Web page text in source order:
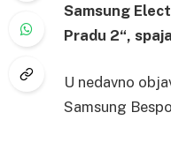
Samsung
Pradu 2“,
U nedavno
Samsung